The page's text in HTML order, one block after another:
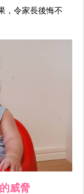
，令家長後悔不
威脅